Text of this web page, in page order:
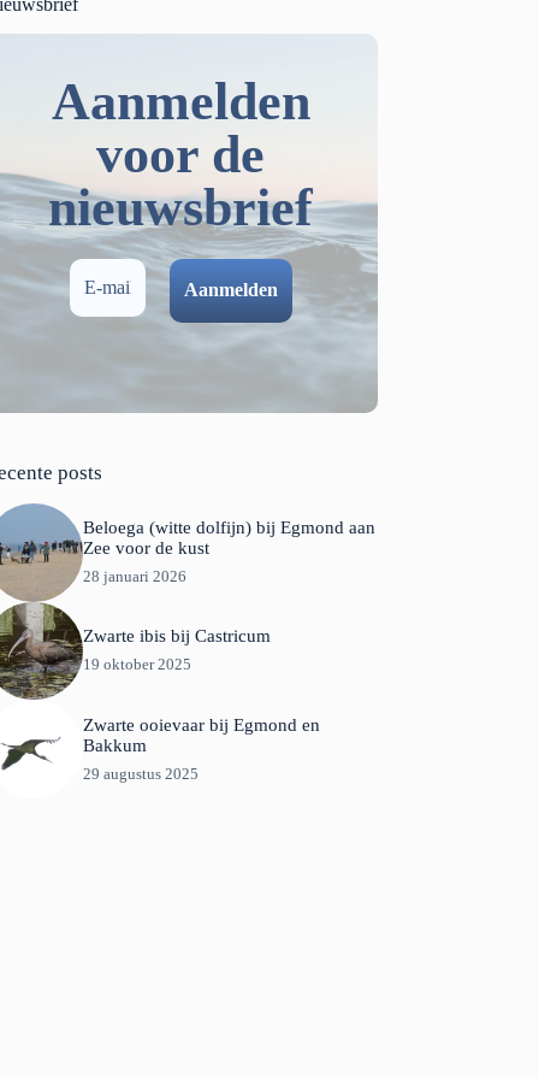
Aanmelden
voor de
nieuwsbrief
posts
Beloega (witte dolfijn) bij Egmond aan
Zee voor de kust
28 januari 2026
Zwarte ibis bij Castricum
19 oktober 2025
Zwarte ooievaar bij Egmond en
Bakkum
29 augustus 2025